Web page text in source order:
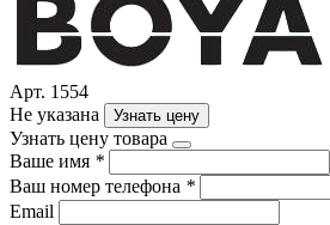
Арт. 1554
Не указана
Узнать цену
Узнать цену товара
Ваше имя *
Ваш номер телефона *
Email